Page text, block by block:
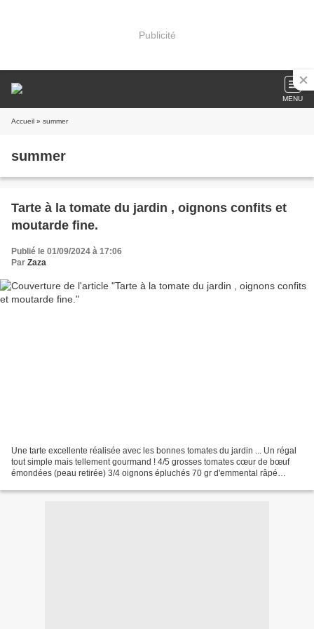
Publicité
MENU
Accueil » summer
summer
Tarte à la tomate du jardin , oignons confits et
moutarde fine.
Publié le 01/09/2024 à 17:06
Par Zaza
Une tarte excellente réalisée avec les bonnes tomates du jardin ... Un régal
tout simple mais tellement gourmand ! 4/5 grosses tomates cœur de bœuf
émondées (peau retirée) 3/4 oignons épluchés 70 gr d'emmental râpé